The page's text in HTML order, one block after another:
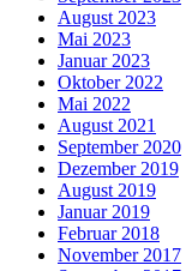
August 2023
Mai 2023
Januar 2023
Oktober 2022
Mai 2022
August 2021
September 2020
Dezember 2019
August 2019
Januar 2019
Februar 2018
November 2017